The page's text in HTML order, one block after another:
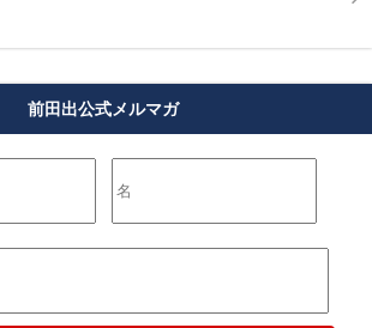
前田出公式メルマガ